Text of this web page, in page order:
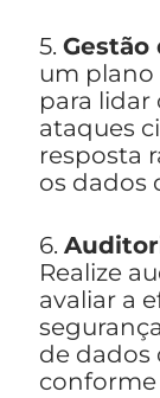
5.
um plano
para lidar
ataques
resposta
os dados
6.
Realize
avaliar a
de dados
conforme